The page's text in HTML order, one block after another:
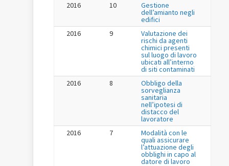
2016
10 Gestione
dell’amianto negli
edifici
2016
9 Valutazione dei
rischi da agenti
chimici presenti
sul luogo di lavoro
ubicati all’interno
di siti contaminati
2016
8 Obbligo della
sorveglianza
sanitaria
nell’ipotesi di
distacco del
lavoratore
2016
7 Modalità con le
quali assicurare
l’attuazione degli
obblighi in capo al
datore di lavoro